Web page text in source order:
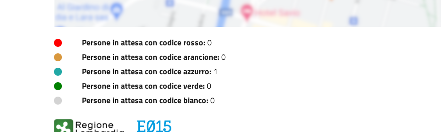
Persone in attesa con codice rosso:0
Persone in attesa con codice arancione:0
Persone in attesa con codice azzurro: 1
Persone in attesa con codice verde:0
Persone in attesa con codice bianco:0